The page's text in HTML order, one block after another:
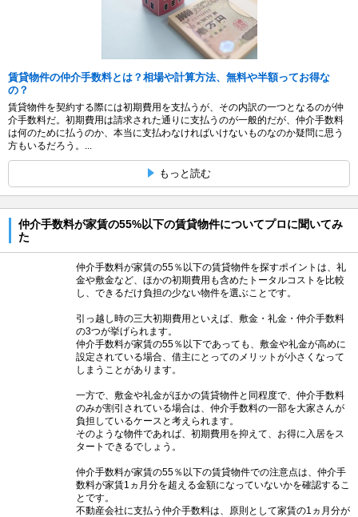
賃貸物件の仲介手数料とは？相場や計算方法、無料や半額ってお得な
の？
賃貸物件を契約する際には初期費用を支払うが、その内訳の一つとなるのが仲
介手数料だ。初期費用は請求された通りに支払うのが一般的だが、仲介手数料
は何のために払うのか、本当に支払わなければいけないものなのか疑問に思う
方もいるだろう。...
もっと読む
仲介手数料が家賃の55%以下の賃貸物件についてプロに聞いてみ
た
仲介手数料が家賃の55％以下の賃貸物件を探すポイントは、礼
金や敷金など、ほかの初期費用も含めたトータルコストを比較
し、できるだけ負担の少ない物件を選ぶことです。
引っ越し時の三大初期費用といえば、敷金・礼金・仲介手数料
の3つが挙げられます。
仲介手数料が家賃の55％以下であっても、敷金や礼金が高めに
設定されている場合、借主にとってのメリットが小さくなって
しまうことがあります。
一方で、敷金や礼金がほかの賃貸物件と同程度で、仲介手数料
のみが割引されている場合は、仲介手数料の一部を大家さんが
負担しているケースと考えられます。
そのような物件であれば、初期費用を抑えて、お得に入居をス
タートできるでしょう。
仲介手数料が家賃の55％以下の賃貸物件での注意点は、仲介手
数料が家賃1ヵ月分を超える金額になっていないかを確認するこ
とです。
不動産会社に支払う仲介手数料は、原則として家賃の1ヵ月分が